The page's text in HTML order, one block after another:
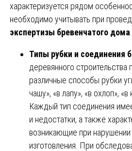
характеризуется рядом
необходимо учитывать при
экспертизы бревенчатого дома
Типы рубки и соединения
деревянного строительства
различные способы рубки
чашу», «в лапу», «в охлоп»,
Каждый тип соединения
и недостатки, а также
возникающие при нарушении
изготовления. При